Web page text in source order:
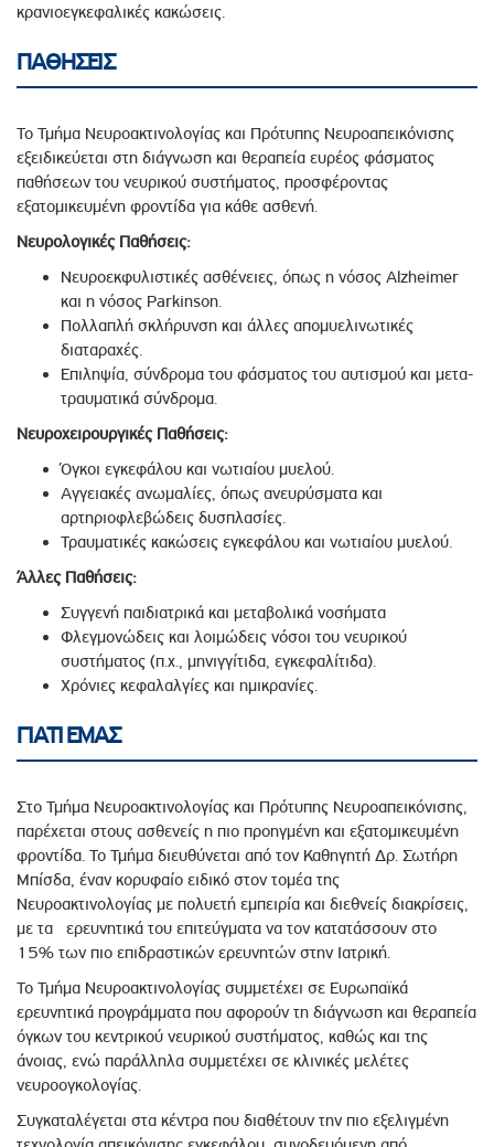
κρανιοεγκεφαλικές κακώσεις.
ΠΑΘΗΣΕΙΣ
Το Τμήμα Νευροακτινολογίας και Πρότυπης Νευροαπεικόνισης
εξειδικεύεται στη διάγνωση και θεραπεία ευρέος φάσματος
παθήσεων του νευρικού συστήματος, προσφέροντας
εξατομικευμένη φροντίδα για κάθε ασθενή.
Νευρολογικές Παθήσεις:
Νευροεκφυλιστικές ασθένειες, όπως η νόσος Alzheimer
και η νόσος Parkinson.
Πολλαπλή σκλήρυνση και άλλες απομυελινωτικές
διαταραχές.
Επιληψία, σύνδρομα του φάσματος του αυτισμού και μετα-
τραυματικά σύνδρομα.
Νευροχειρουργικές Παθήσεις:
Όγκοι εγκεφάλου και νωτιαίου μυελού.
Αγγειακές ανωμαλίες, όπως ανευρύσματα και
αρτηριοφλεβώδεις δυσπλασίες.
Τραυματικές κακώσεις εγκεφάλου και νωτιαίου μυελού.
Άλλες Παθήσεις:
Συγγενή παιδιατρικά και μεταβολικά νοσήματα
Φλεγμονώδεις και λοιμώδεις νόσοι του νευρικού
συστήματος (π.χ., μηνιγγίτιδα, εγκεφαλίτιδα).
Χρόνιες κεφαλαλγίες και ημικρανίες.
ΓΙΑΤΙ ΕΜΑΣ
Στο Τμήμα Νευροακτινολογίας και Πρότυπης Νευροαπεικόνισης,
παρέχεται στους ασθενείς η πιο προηγμένη και εξατομικευμένη
φροντίδα. Το Τμήμα διευθύνεται από τον Καθηγητή Δρ. Σωτήρη
Μπίσδα, έναν κορυφαίο ειδικό στον τομέα της
Νευροακτινολογίας με πολυετή εμπειρία και διεθνείς διακρίσεις,
με τα ερευνητικά του επιτεύγματα να τον κατατάσσουν στο
15% των πιο επιδραστικών ερευνητών στην Ιατρική.
Το Τμήμα Νευροακτινολογίας συμμετέχει σε Ευρωπαϊκά
ερευνητικά προγράμματα που αφορούν τη διάγνωση και θεραπεία
όγκων του κεντρικού νευρικού συστήματος, καθώς και της
άνοιας, ενώ παράλληλα συμμετέχει σε κλινικές μελέτες
νευροογκολογίας.
Συγκαταλέγεται στα κέντρα που διαθέτουν την πιο εξελιγμένη